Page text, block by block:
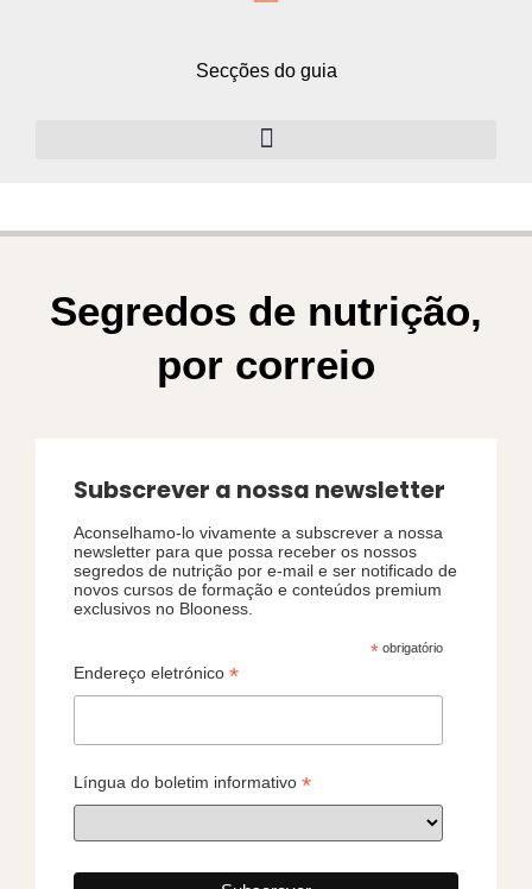
Secções do guia
Segredos de nutrição,
por correio
Subscrever a nossa newsletter
Aconselhamo-lo vivamente a subscrever a nossa
newsletter para que possa receber os nossos
segredos de nutrição por e-mail e ser notificado de
novos cursos de formação e conteúdos premium
exclusivos no Blooness.
* obrigatório
Endereço eletrónico *
Língua do boletim informativo *